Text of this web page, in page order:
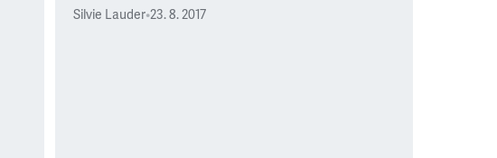
Silvie Lauder•23. 8. 2017